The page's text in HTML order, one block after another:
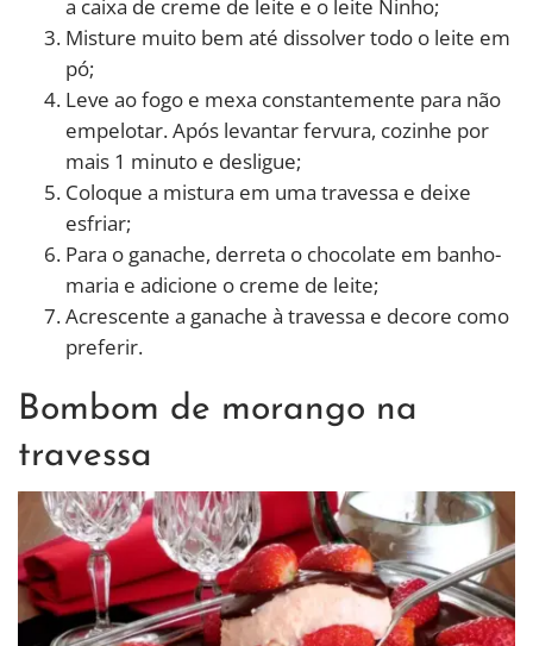
a caixa de creme de leite e o leite Ninho;
Misture muito bem até dissolver todo o leite em
pó;
Leve ao fogo e mexa constantemente para não
empelotar. Após levantar fervura, cozinhe por
mais 1 minuto e desligue;
Coloque a mistura em uma travessa e deixe
esfriar;
Para o ganache, derreta o chocolate em banho-
maria e adicione o creme de leite;
Acrescente a ganache à travessa e decore como
preferir.
Bombom de morango na
travessa